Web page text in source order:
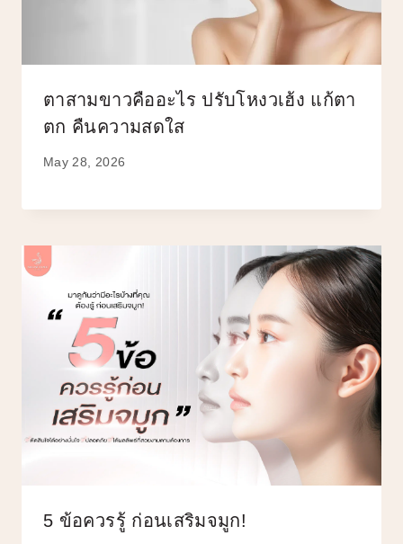
ตาสามขาวคืออะไร ปรับโหงวเฮ้ง แก้ตา
ตก คืนความสดใส
May 28, 2026
5 ข้อควรรู้ ก่อนเสริมจมูก!